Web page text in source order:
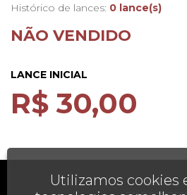
Histórico de lances: 0 lance(s)
NÃO VENDIDO
LANCE INICIAL
R$ 30,00
AJUDA
Utilizamos cookies